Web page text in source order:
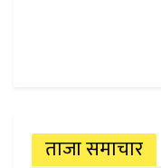
ताजा समाचार